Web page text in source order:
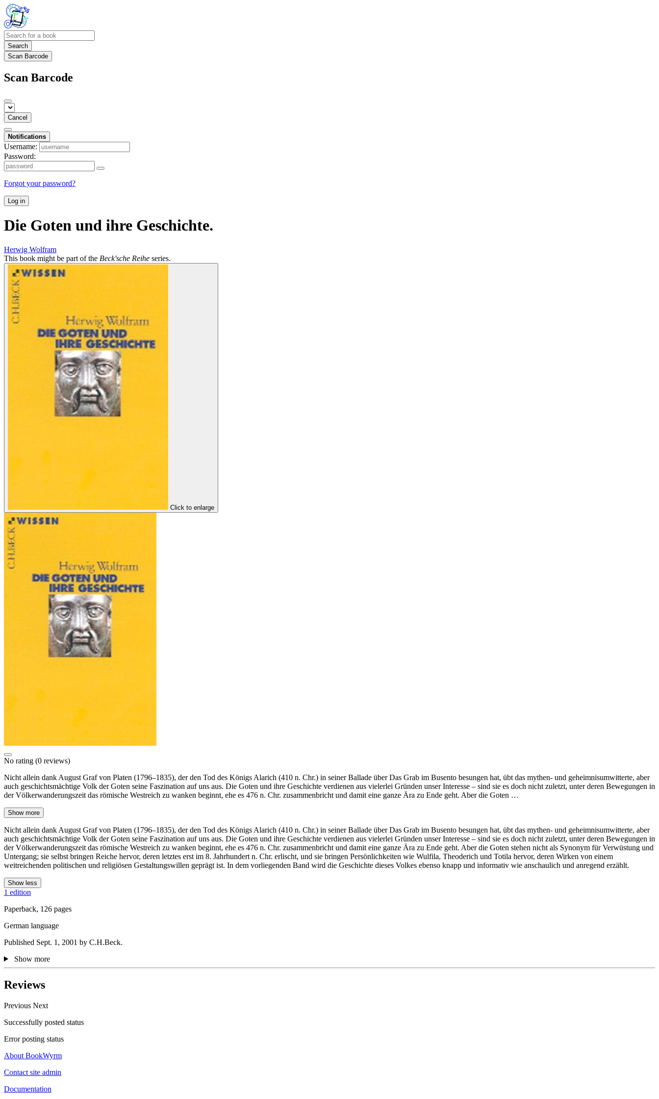
Search
Scan Barcode
Scan Barcode
Cancel
Notifications
Username:
Password:
Forgot your password?
Log in
Die Goten und ihre Geschichte.
Herwig Wolfram
This book might be part of the Beck'sche Reihe series.
Click to enlarge
No rating (0 reviews)
Nicht allein dank August Graf von Platen (1796–1835), der den Tod des Königs Alarich (410 n. Chr.) in seiner Ballade über Das Grab im Busento besungen hat, übt das mythen- und geheimnisumwitterte, aber
auch geschichtsmächtige Volk der Goten seine Faszination auf uns aus. Die Goten und ihre Geschichte verdienen aus vielerlei Gründen unser Interesse – sind sie es doch nicht zuletzt, unter deren Bewegungen in
der Völkerwanderungszeit das römische Westreich zu wanken beginnt, ehe es 476 n. Chr. zusammenbricht und damit eine ganze Ära zu Ende geht. Aber die Goten …
Show more
Nicht allein dank August Graf von Platen (1796–1835), der den Tod des Königs Alarich (410 n. Chr.) in seiner Ballade über Das Grab im Busento besungen hat, übt das mythen- und geheimnisumwitterte, aber
auch geschichtsmächtige Volk der Goten seine Faszination auf uns aus. Die Goten und ihre Geschichte verdienen aus vielerlei Gründen unser Interesse – sind sie es doch nicht zuletzt, unter deren Bewegungen in
der Völkerwanderungszeit das römische Westreich zu wanken beginnt, ehe es 476 n. Chr. zusammenbricht und damit eine ganze Ära zu Ende geht. Aber die Goten stehen nicht als Synonym für Verwüstung und
Untergang; sie selbst bringen Reiche hervor, deren letztes erst im 8. Jahrhundert n. Chr. erlischt, und sie bringen Persönlichkeiten wie Wulfila, Theoderich und Totila hervor, deren Wirken von einem
weitreichenden politischen und religiösen Gestaltungswillen geprägt ist. In dem vorliegenden Band wird die Geschichte dieses Volkes ebenso knapp und informativ wie anschaulich und anregend erzählt.
Show less
1 edition
Paperback, 126 pages
German language
Published Sept. 1, 2001 by C.H.Beck.
Show more
Reviews
Previous Next
Successfully posted status
Error posting status
About BookWyrm
Contact site admin
Documentation